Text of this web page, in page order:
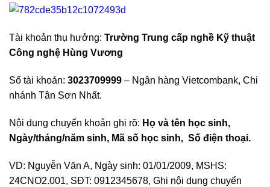
Tài khoản thụ hưởng: Trường Trung cấp nghề Kỹ thuật
Công nghệ Hùng Vương
Số tài khoản: 3023709999 – Ngân hàng Vietcombank, Chi
nhánh Tân Sơn Nhất.
Nội dung chuyển khoản ghi rõ: Họ và tên học sinh,
Ngày/tháng/năm sinh, Mã số học sinh, Số điện thoại.
VD: Nguyễn Văn A, Ngày sinh: 01/01/2009, MSHS:
24CNO2.001, SĐT: 0912345678, Ghi nội dung chuyển